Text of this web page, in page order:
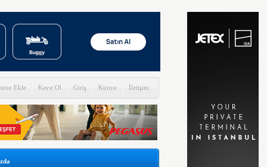
Ekle Kayıt Ol Giriş Künye İletişim